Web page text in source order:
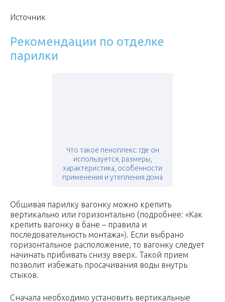
Источник
Рекомендации по отделке
парилки
Что такое пеноплекс: где он
используется, размеры,
характеристика, особенности
применения и утепления дома
Обшивая парилку вагонку можно крепить
вертикально или горизонтально (подробнее: «Как
крепить вагонку в бане – правила и
последовательность монтажа»). Если выбрано
горизонтальное расположение, то вагонку следует
начинать прибивать снизу вверх. Такой прием
позволит избежать просачивания воды внутрь
стыков.
Сначала необходимо установить вертикальные